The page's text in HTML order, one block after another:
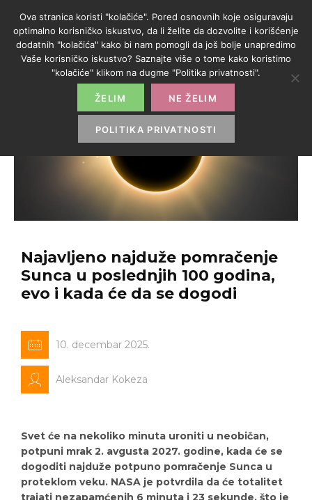
Najavljeno najduže pomračenje
Sunca u poslednjih 100 godina,
evo i kada će da se dogodi
10. decembar 2025.
Aleksandar Kokeza
Svet će na nekoliko minuta uroniti u neobičan,
potpuni mrak 2. avgusta 2027. godine, kada će se
dogoditi najduže potpuno pomračenje Sunca u
proteklom veku. NASA je potvrdila da će totalitet
trajati nezapamćenih 6 minuta i 23 sekunde, što je
Ova stranica koristi "kolačiće". Pored osnovnih koje osiguravaju
optimalno korisničko iskustvo, da li želite da dozvolite i korišćenje
dodatnih "kolačića" kako bi nam pomogli da još bolje unapredimo
Vaše korisničko iskustvo? Saznajte više o tome kako koristimo
"kolačiće" klikom na dugme "Politika privatnosti".
ŽELIM NE ŽELIM
POLITIKA PRIVATNOSTI